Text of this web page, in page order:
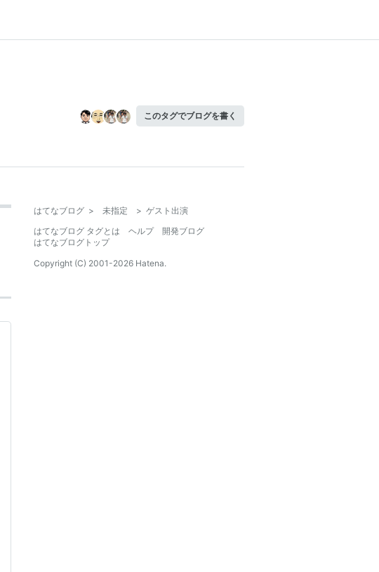
このタグでブログを書く
はてなブログ > 未指定 > ゲスト出演
はてなブログ タグとは
ヘルプ
開発ブログ
はてなブログトップ
Copyright (C) 2001-2026 Hatena.